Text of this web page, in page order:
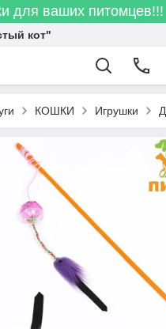
для ваших питомцев!!!
кот"
КОШКИ Игрушки